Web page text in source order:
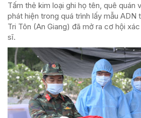
Tấm thẻ kim loại ghi họ tên, quê quán
phát hiện trong quá trình lấy mẫu ADN
Tri Tôn (An Giang) đã mở ra cơ hội
sĩ.